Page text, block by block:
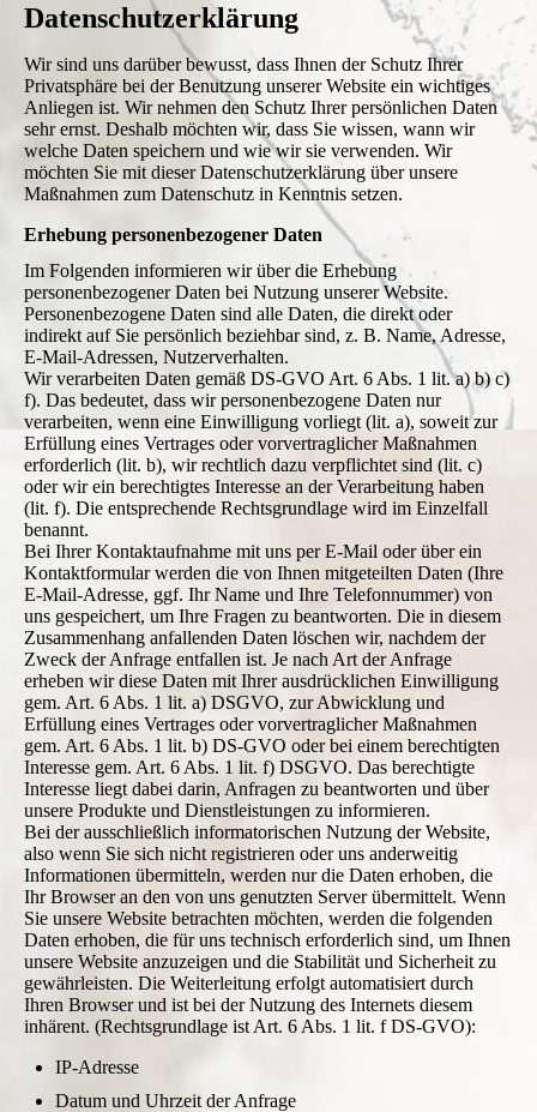
Datenschutz­erklärung
Wir sind uns darüber bewusst, dass Ihnen der Schutz Ihrer
Privatsphäre bei der Benutzung unserer Website ein wichtiges
Anliegen ist. Wir nehmen den Schutz Ihrer persönlichen Daten
sehr ernst. Deshalb möchten wir, dass Sie wissen, wann wir
welche Daten speichern und wie wir sie verwenden. Wir
möchten Sie mit dieser Datenschutzerklärung über unsere
Maßnahmen zum Datenschutz in Kenntnis setzen.
Erhebung personenbezogener Daten
Im Folgenden informieren wir über die Erhebung
personenbezogener Daten bei Nutzung unserer Website.
Personenbezogene Daten sind alle Daten, die direkt oder
indirekt auf Sie persönlich beziehbar sind, z. B. Name, Adresse,
E-Mail-Adressen, Nutzerverhalten.
Wir verarbeiten Daten gemäß DS-GVO Art. 6 Abs. 1 lit. a) b) c)
f). Das bedeutet, dass wir personenbezogene Daten nur
verarbeiten, wenn eine Einwilligung vorliegt (lit. a), soweit zur
Erfüllung eines Vertrages oder vorvertraglicher Maßnahmen
erforderlich (lit. b), wir rechtlich dazu verpflichtet sind (lit. c)
oder wir ein berechtigtes Interesse an der Verarbeitung haben
(lit. f). Die entsprechende Rechtsgrundlage wird im Einzelfall
benannt.
Bei Ihrer Kontaktaufnahme mit uns per E-Mail oder über ein
Kontaktformular werden die von Ihnen mitgeteilten Daten (Ihre
E-Mail-Adresse, ggf. Ihr Name und Ihre Telefonnummer) von
uns gespeichert, um Ihre Fragen zu beantworten. Die in diesem
Zusammenhang anfallenden Daten löschen wir, nachdem der
Zweck der Anfrage entfallen ist. Je nach Art der Anfrage
erheben wir diese Daten mit Ihrer ausdrücklichen Einwilligung
gem. Art. 6 Abs. 1 lit. a) DSGVO, zur Abwicklung und
Erfüllung eines Vertrages oder vorvertraglicher Maßnahmen
gem. Art. 6 Abs. 1 lit. b) DS-GVO oder bei einem berechtigten
Interesse gem. Art. 6 Abs. 1 lit. f) DSGVO. Das berechtigte
Interesse liegt dabei darin, Anfragen zu beantworten und über
unsere Produkte und Dienstleistungen zu informieren.
Bei der ausschließlich informatorischen Nutzung der Website,
also wenn Sie sich nicht registrieren oder uns anderweitig
Informationen übermitteln, werden nur die Daten erhoben, die
Ihr Browser an den von uns genutzten Server übermittelt. Wenn
Sie unsere Website betrachten möchten, werden die folgenden
Daten erhoben, die für uns technisch erforderlich sind, um Ihnen
unsere Website anzuzeigen und die Stabilität und Sicherheit zu
gewährleisten. Die Weiterleitung erfolgt automatisiert durch
Ihren Browser und ist bei der Nutzung des Internets diesem
inhärent. (Rechtsgrundlage ist Art. 6 Abs. 1 lit. f DS-GVO):
IP-Adresse
Datum und Uhrzeit der Anfrage